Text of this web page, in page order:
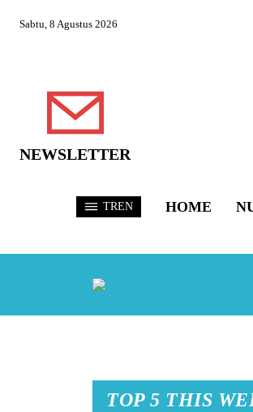
Sabtu, 8 Agustus 2026
NEWSLETTER
TREN HOME
TOP 5 THIS